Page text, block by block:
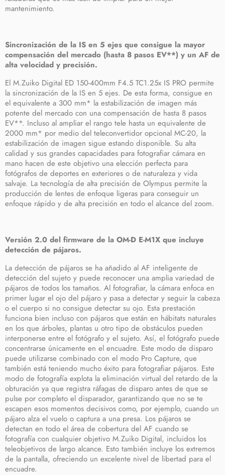
mantenimiento.
Sincronización de la IS en 5 ejes que consigue la mayor
compensación del mercado (hasta 8 pasos EV**) y un AF de
alta velocidad y precisión.
El M.Zuiko Digital ED 150-400mm F4.5 TC1.25x IS PRO permite
la sincronización de la IS en 5 ejes. De esta forma, consigue en
el equivalente a 300 mm* la estabilización de imagen más
potente del mercado con una compensación de hasta 8 pasos
EV**. Incluso al ampliar el rango tele hasta un equivalente de
2000 mm* por medio del teleconvertidor opcional MC-20, la
estabilización de imagen sigue estando disponible. Su alta
calidad y sus grandes capacidades para fotografiar cámara en
mano hacen de este objetivo una elección perfecta para
fotógrafos de deportes en exteriores o de naturaleza y vida
salvaje. La tecnología de alta precisión de Olympus permite la
producción de lentes de enfoque ligeras para conseguir un
enfoque rápido y de alta precisión en todo el alcance del zoom.
Versión 2.0 del firmware de la OM-D E-M1X que incluye
detección de pájaros.
La detección de pájaros se ha añadido al AF inteligente de
detección del sujeto y puede reconocer una amplia variedad de
pájaros de todos los tamaños. Al fotografiar, la cámara enfoca en
primer lugar el ojo del pájaro y pasa a detectar y seguir la cabeza
o el cuerpo si no consigue detectar su ojo. Esta prestación
funciona bien incluso con pájaros que están en hábitats naturales
en los que árboles, plantas u otro tipo de obstáculos pueden
interponerse entre el fotógrafo y el sujeto. Así, el fotógrafo puede
concentrarse únicamente en el encuadre. Este modo de disparo
puede utilizarse combinado con el modo Pro Capture, que
también está teniendo mucho éxito para fotografiar pájaros. Este
modo de fotografía explota la eliminación virtual del retardo de la
obturación ya que registra ráfagas de disparo antes de que se
pulse por completo el disparador, garantizando que no se te
escapen esos momentos decisivos como, por ejemplo, cuando un
pájaro alza el vuelo o captura a una presa. Los pájaros se
detectan en todo el área de cobertura del AF cuando se
fotografía con cualquier objetivo M.Zuiko Digital, incluidos los
teleobjetivos de largo alcance. Esto también incluye los extremos
de la pantalla, ofreciendo un excelente nivel de libertad para el
encuadre.